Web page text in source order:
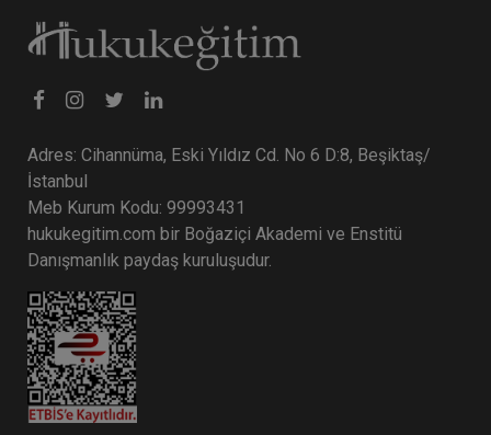
Adres: Cihannüma, Eski Yıldız Cd. No 6 D:8, Beşiktaş/
İstanbul
Meb Kurum Kodu: 99993431
hukukegitim.com bir Boğaziçi Akademi ve Enstitü
Danışmanlık paydaş kuruluşudur.